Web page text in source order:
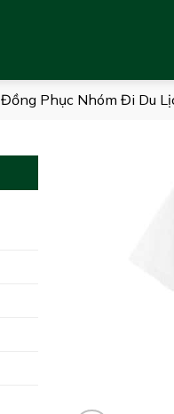
Đồng Phục Nhóm Đi Du